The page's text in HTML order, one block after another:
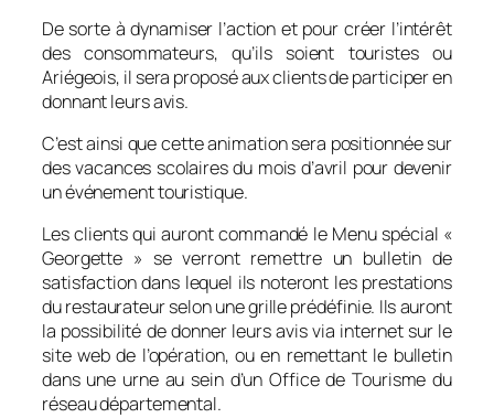
De sorte à dynamiser l’action et pour créer l’intérêt
des consommateurs, qu’ils soient touristes ou
Ariégeois, il sera proposé aux clients de participer en
donnant leurs avis.
C’est ainsi que cette animation sera positionnée sur
des vacances scolaires du mois d’avril pour devenir
un événement touristique.
Les clients qui auront commandé le Menu spécial «
Georgette » se verront remettre un bulletin de
satisfaction dans lequel ils noteront les prestations
du restaurateur selon une grille prédéfinie. Ils auront
la possibilité de donner leurs avis via internet sur le
site web de l’opération, ou en remettant le bulletin
dans une urne au sein d’un Office de Tourisme du
réseau départemental.